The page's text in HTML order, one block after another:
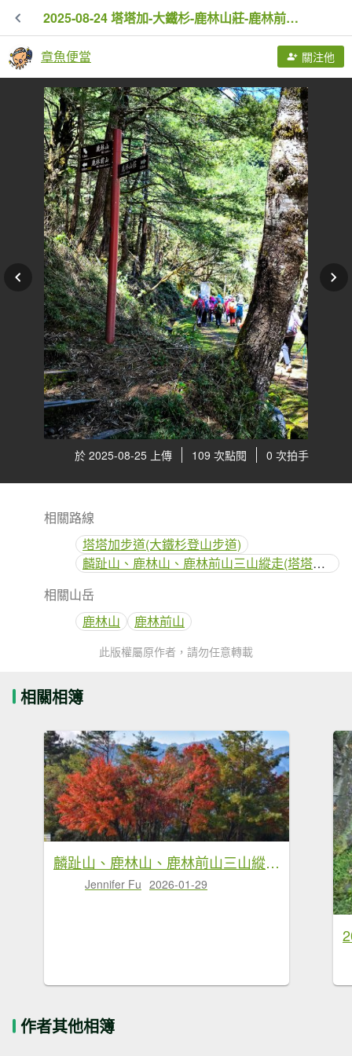
2025-08-24 塔塔加-大鐵杉-鹿林山莊-鹿林前山-鹿林山-黑森林-玉山登山口-上東埔
章魚便當 關注他
於 2025-08-25 上傳 109 次點閱 0 次拍手
相關路線
塔塔加步道(大鐵杉登山步道)
麟趾山、鹿林山、鹿林前山三山縱走(塔塔加三山)
相關山岳
鹿林山
鹿林前山
此版權屬原作者，請勿任意轉載
相關相簿
麟趾山、鹿林山、鹿林前山三山縱走(塔塔加三山)
Jennifer Fu 2026-01-29
作者其他相簿